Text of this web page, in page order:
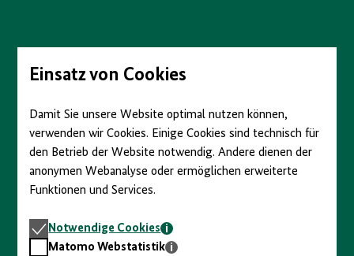
Seiteninhalt
springenEinsatz von Cookies
Damit Sie unsere Website optimal nutzen können,
verwenden wir Cookies. Einige Cookies sind technisch für
den Betrieb der Website notwendig. Andere dienen der
anonymen Webanalyse oder ermöglichen erweiterte
Funktionen und Services.
Notwendige
Cookies
Notwendige Cookies
Matomo
Matomo Webstatistik